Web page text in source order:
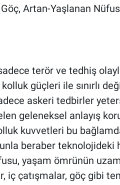
Artan-Yaşlanan
terör ve tedhiş
güçleri ile sınırlı
askeri tedbirler
geleneksel anlayış
kuvvetleri bu
beraber teknolojideki
yaşam ömrünün
iç çatışmalar, göç gibi